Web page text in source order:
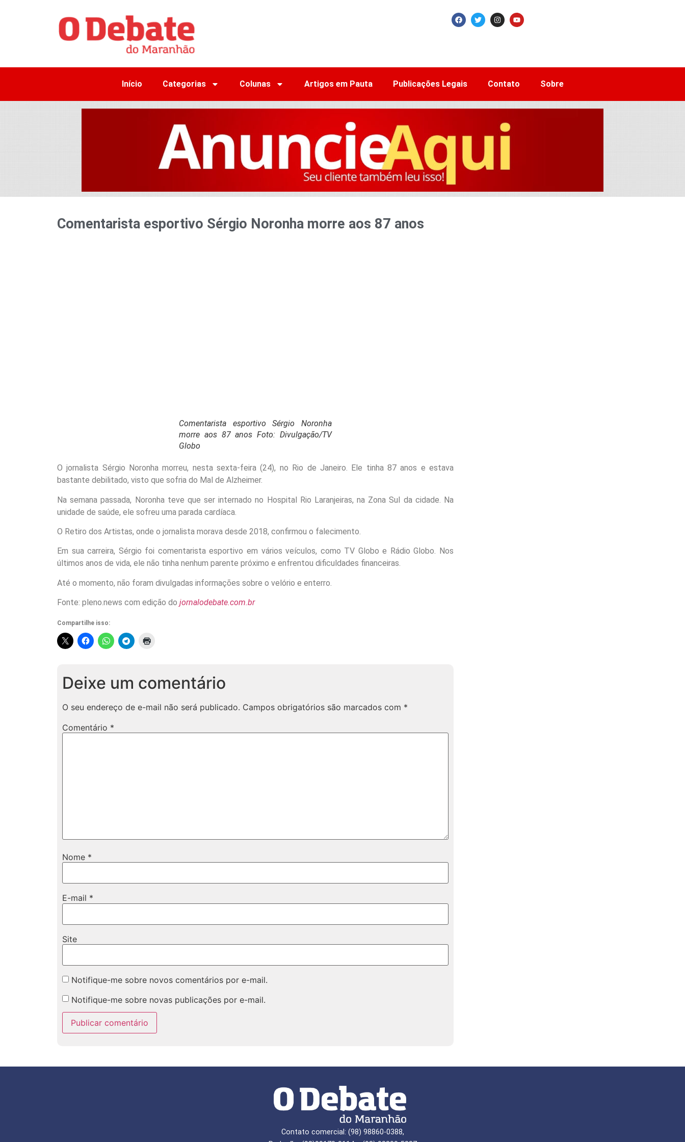
Início Categorias Colunas Artigos em Pauta Publicações Legais Contato Sobre
Comentarista esportivo Sérgio Noronha morre aos 87 anos
Comentarista esportivo Sérgio Noronha
morre aos 87 anos Foto: Divulgação/TV
Globo
O jornalista Sérgio Noronha morreu, nesta sexta-feira (24), no Rio de Janeiro. Ele tinha 87 anos e estava
bastante debilitado, visto que sofria do Mal de Alzheimer.
Na semana passada, Noronha teve que ser internado no Hospital Rio Laranjeiras, na Zona Sul da cidade. Na
unidade de saúde, ele sofreu uma parada cardíaca.
O Retiro dos Artistas, onde o jornalista morava desde 2018, confirmou o falecimento.
Em sua carreira, Sérgio foi comentarista esportivo em vários veículos, como TV Globo e Rádio Globo. Nos
últimos anos de vida, ele não tinha nenhum parente próximo e enfrentou dificuldades financeiras.
Até o momento, não foram divulgadas informações sobre o velório e enterro.
Fonte: pleno.news com edição do jornalodebate.com.br
Compartilhe isso:
Deixe um comentário
O seu endereço de e-mail não será publicado. Campos obrigatórios são marcados com *
Comentário *
Nome *
E-mail *
Site
Notifique-me sobre novos comentários por e-mail.
Notifique-me sobre novas publicações por e-mail.
Contato comercial: (98) 98860-0388,